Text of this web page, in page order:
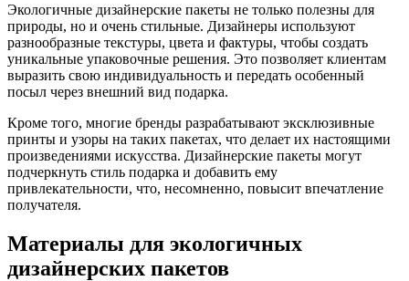
Экологичные дизайнерские пакеты не только полезны для
природы, но и очень стильные. Дизайнеры используют
разнообразные текстуры, цвета и фактуры, чтобы создать
уникальные упаковочные решения. Это позволяет клиентам
выразить свою индивидуальность и передать особенный
посыл через внешний вид подарка.
Кроме того, многие бренды разрабатывают эксклюзивные
принты и узоры на таких пакетах, что делает их настоящими
произведениями искусства. Дизайнерские пакеты могут
подчеркнуть стиль подарка и добавить ему
привлекательности, что, несомненно, повысит впечатление
получателя.
Материалы для экологичных
дизайнерских пакетов